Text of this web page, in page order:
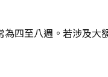
四至八週。若涉及大